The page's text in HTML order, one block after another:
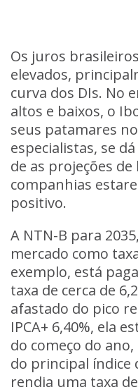
Os juros
elevados,
curva dos DIs. No
altos e baixos, o
seus patamares
especialistas, se
de as projeções
companhias
positivo.
A NTN-B para
mercado como
exemplo, está
taxa de cerca de
afastado do pico
IPCA+ 6,40%, ela
do começo do
do principal índice
rendia uma taxa